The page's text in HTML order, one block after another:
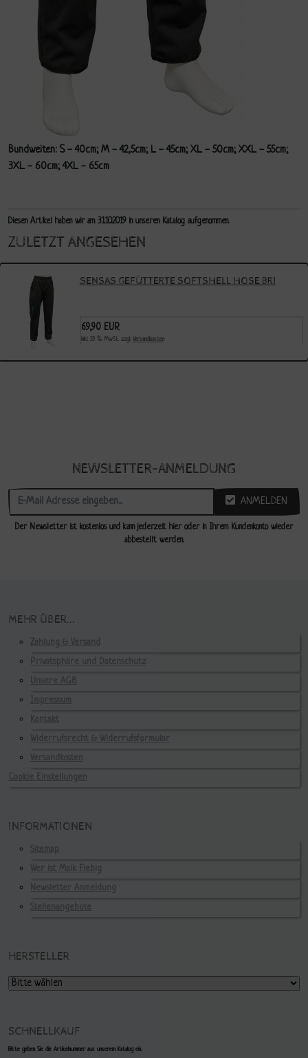
Bundweiten: S - 40cm; M - 42,5cm; L - 45cm; XL - 50cm; XXL - 55cm;
3XL - 60cm; 4XL - 65cm
Diesen Artikel haben wir am 31.10.2019 in unseren Katalog aufgenommen.
ZULETZT ANGESEHEN
SENSAS GEFÜTTERTE SOFTSHELL HOSE BRI
69,90 EUR
inkl. 19 % MwSt. zzgl. Versandkosten
NEWSLETTER-ANMELDUNG
ANMELDEN
Der Newsletter ist kostenlos und kann jederzeit hier oder in Ihrem Kundenkonto wieder
abbestellt werden.
MEHR ÜBER...
Zahlung & Versand
Privatsphäre und Datenschutz
Unsere AGB
Impressum
Kontakt
Widerrufsrecht & Widerrufsformular
Versandkosten
Cookie Einstellungen
INFORMATIONEN
Sitemap
Wer ist Maik Fiebig
Newsletter Anmeldung
Stellenangebote
HERSTELLER
SCHNELLKAUF
Bitte geben Sie die Artikelnummer aus unserem Katalog ein.